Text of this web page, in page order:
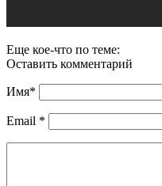
Еще кое-что по теме:
Оставить комментарий
Имя*
Email *